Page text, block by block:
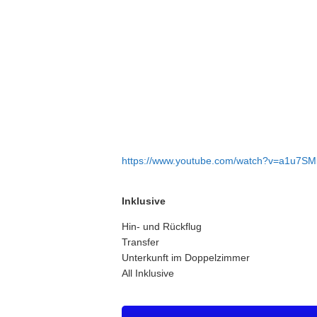
https://www.youtube.com/
Inklusive
Hin- und Rückflug
Transfer
Unterkunft im Doppelzimmer
All Inklusive